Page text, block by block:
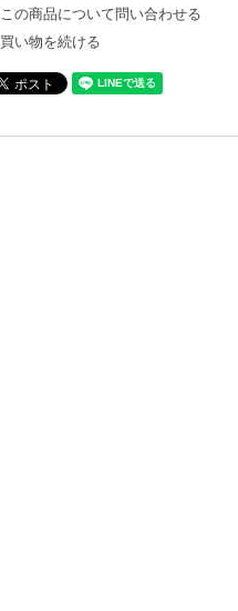
この商品について問い合わせる
買い物を続ける